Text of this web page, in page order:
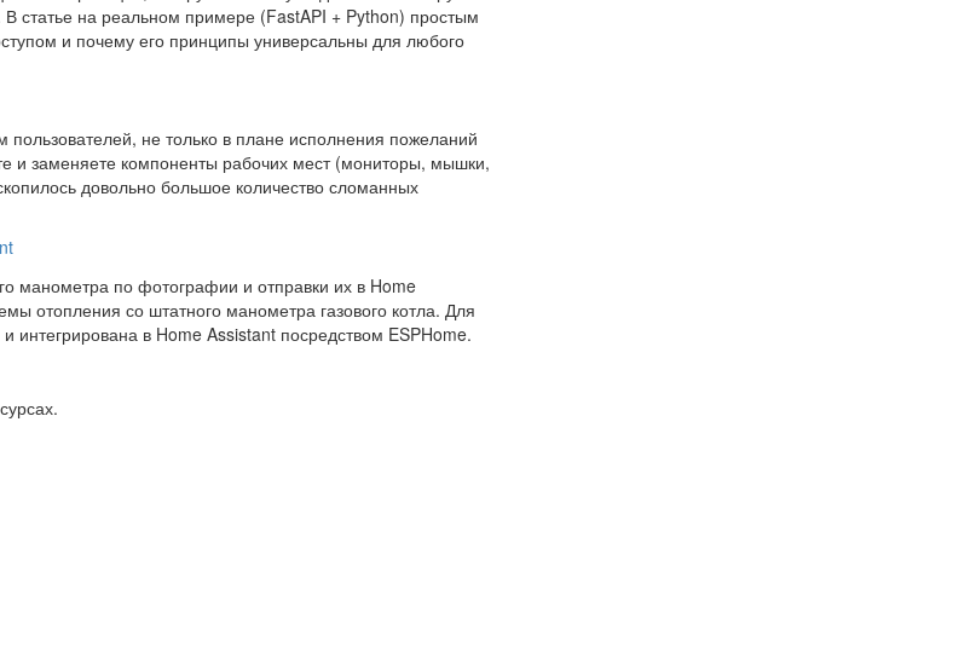
статье на реальном примере (FastAPI + Python) простым
и почему его принципы универсальны для любого
не только в плане исполнения пожеланий
и заменяете компоненты рабочих мест (мониторы, мышки,
довольно большое количество сломанных
манометра по фотографии и отправки их в Home
отопления со штатного манометра газового котла. Для
интегрирована в Home Assistant посредством ESPHome.